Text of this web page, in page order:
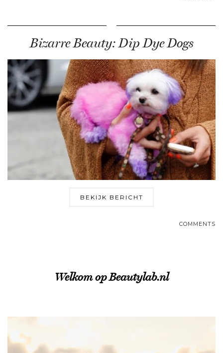
Bizarre Beauty: Dip Dye Dogs
BEKIJK BERICHT
COMMENTS
Welkom op Beautylab.nl